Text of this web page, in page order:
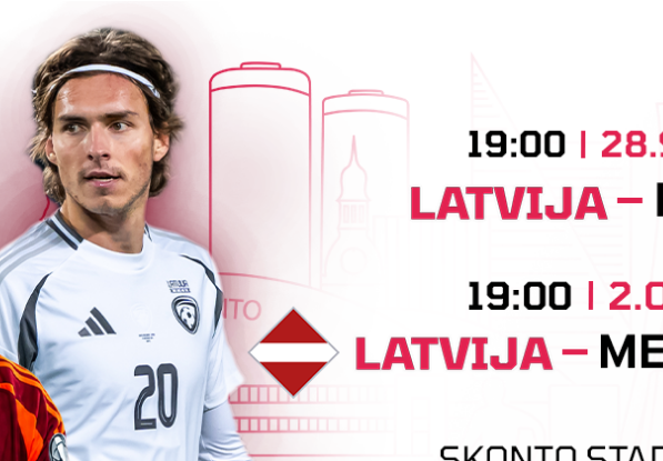
kartīte Tomass Meri
2:1 Vārtus guva
Leonards Livčāns
piespēlēja
Aleks Ščerbinskis